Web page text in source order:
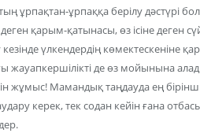
ұрпақтан-ұрпаққа берілу дәстүрі
қарым-қатынасы, өз ісіне деген
үлкендердің көмектескеніне
жауапкершілікті де өз мойынына
жұмыс! Мамандық таңдауда ең
керек, тек содан кейін ғана